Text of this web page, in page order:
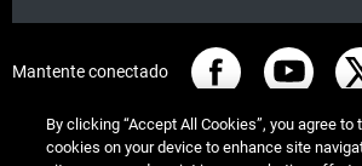
Mantente conectado
By clicking “Accept All Cookies”, you agree to
cookies on your device to enhance site